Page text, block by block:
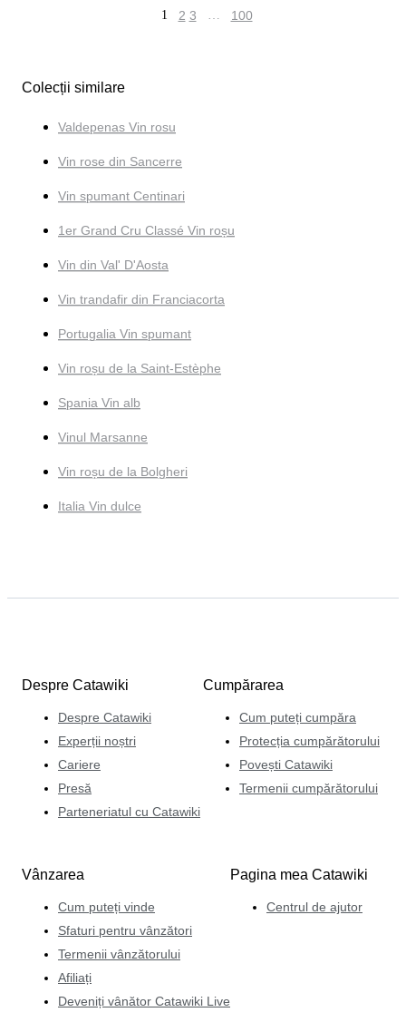
1 2 3 … 100
Colecții similare
Valdepenas Vin rosu
Vin rose din Sancerre
Vin spumant Centinari
1er Grand Cru Classé Vin roșu
Vin din Val' D'Aosta
Vin trandafir din Franciacorta
Portugalia Vin spumant
Vin roșu de la Saint-Estèphe
Spania Vin alb
Vinul Marsanne
Vin roșu de la Bolgheri
Italia Vin dulce
Despre Catawiki
Despre Catawiki
Experții noștri
Cariere
Presă
Parteneriatul cu Catawiki
Cumpărarea
Cum puteți cumpăra
Protecția cumpărătorului
Povești Catawiki
Termenii cumpărătorului
Vânzarea
Cum puteți vinde
Sfaturi pentru vânzători
Termenii vânzătorului
Afiliați
Deveniți vânător Catawiki Live
Pagina mea Catawiki
Centrul de ajutor